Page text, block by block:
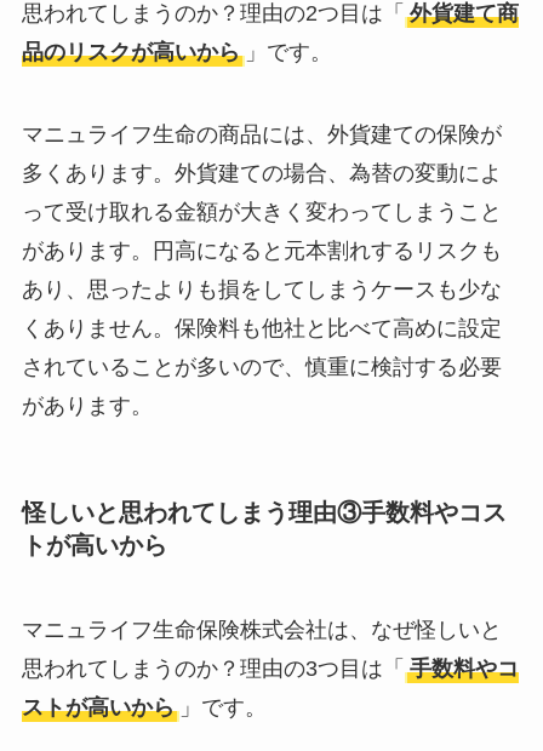
思われてしまうのか？理由の2つ目は「 外貨建て商
品のリスクが高いから 」です。
マニュライフ生命の商品には、外貨建ての保険が
多くあります。外貨建ての場合、為替の変動によ
って受け取れる金額が大きく変わってしまうこと
があります。円高になると元本割れするリスクも
あり、思ったよりも損をしてしまうケースも少な
くありません。保険料も他社と比べて高めに設定
されていることが多いので、慎重に検討する必要
があります。
怪しいと思われてしまう理由③手数料やコス
トが高いから
マニュライフ生命保険株式会社は、なぜ怪しいと
思われてしまうのか？理由の3つ目は「 手数料やコ
ストが高いから 」です。